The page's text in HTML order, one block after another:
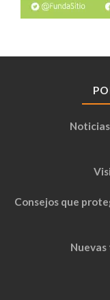
Consejos que